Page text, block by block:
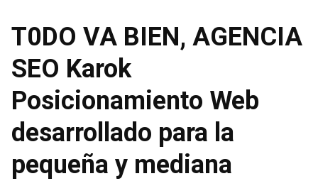
T0DO VA BIEN, AGENCIA
SEO Karok
Posicionamiento Web
desarrollado para la
pequeña y mediana